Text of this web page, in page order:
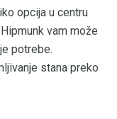
opcija u centru
vam može
potrebe.
stana preko